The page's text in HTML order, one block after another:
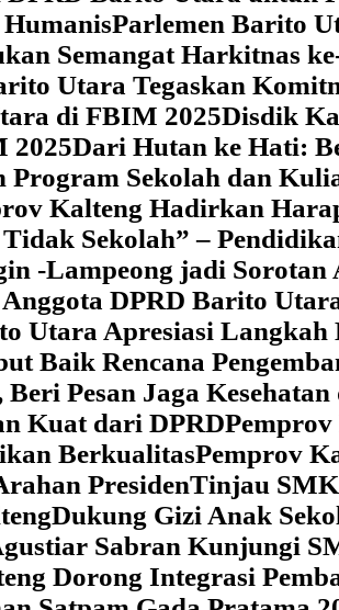
Parlemen Barito
Semangat Harkitnas
Utara Tegaskan
di FBIM 2025Disdik
2025‎Dari Hutan ke Hati:
Sekolah dan
Kalteng Hadirkan
Sekolah” –
-Lampeong jadi
DPRD Barito
Utara Apresiasi Langkah
Baik Rencana
Pesan Jaga
Kuat dari DPRD
Berkualitas‎Pemprov
Presiden‎Tinjau SMK
‎Dukung Gizi Anak
Sabran Kunjungi
Dorong Integrasi